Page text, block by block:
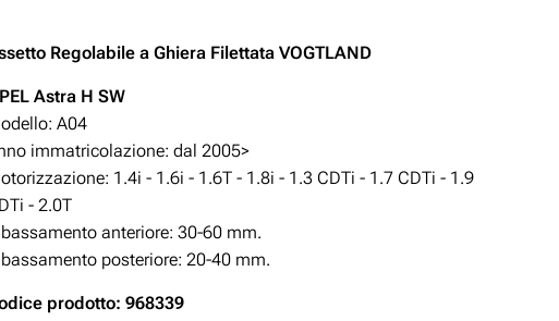
Regolabile a Ghiera Filettata VOGTLAND
Astra H SW
A04
immatricolazione: dal 2005>
1.4i - 1.6i - 1.6T - 1.8i - 1.3 CDTi - 1.7 CDTi - 1.9
- 2.0T
anteriore: 30-60 mm.
posteriore: 20-40 mm.
prodotto: 968339